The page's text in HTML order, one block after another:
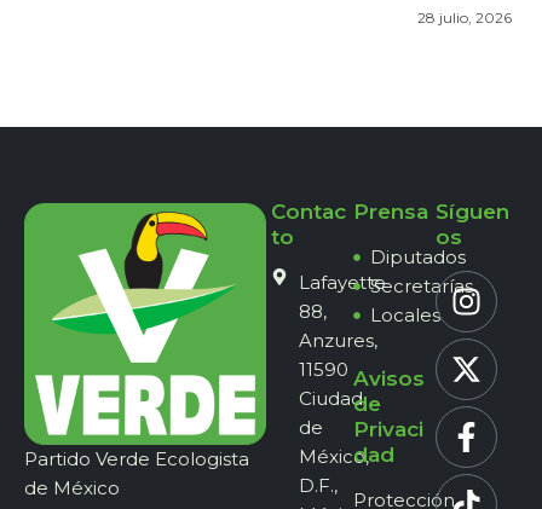
28 julio, 2026
Partido Verde Ecologista
de México
Contac
to
Lafayette
88,
Anzures,
11590
Ciudad
de
México,
D.F.,
Prensa
Diputados
Secretarías
Locales
Avisos
de
Privaci
dad
Protección
Síguen
os